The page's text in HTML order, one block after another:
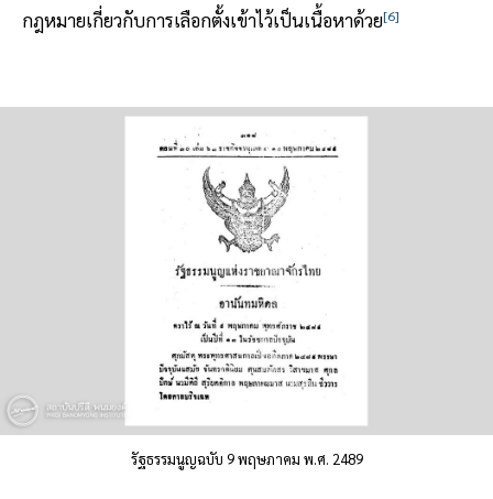
กฎหมายเกี่ยวกับการเลือกตั้งเข้าไว้เป็นเนื้อหาด้วย[6]
รัฐธรรมนูญฉบับ 9 พฤษภาคม พ.ศ. 2489